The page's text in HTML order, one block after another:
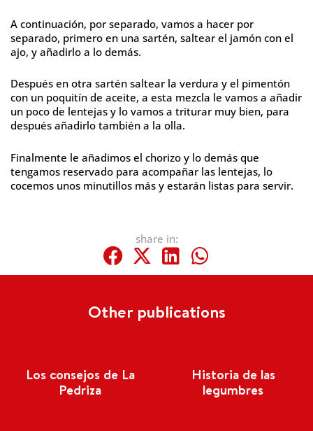
A continuación, por separado, vamos a hacer por
separado, primero en una sartén, saltear el jamón con el
ajo, y añadirlo a lo demás.
Después en otra sartén saltear la verdura y el pimentón
con un poquitín de aceite, a esta mezcla le vamos a añadir
un poco de lentejas y lo vamos a triturar muy bien, para
después añadirlo también a la olla.
Finalmente le añadimos el chorizo y lo demás que
tengamos reservado para acompañar las lentejas, lo
cocemos unos minutillos más y estarán listas para servir.
share in:
Other publications
Los consejos de La
Pedriza
Historia de las
legumbres